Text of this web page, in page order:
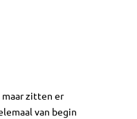
zitten er
van begin